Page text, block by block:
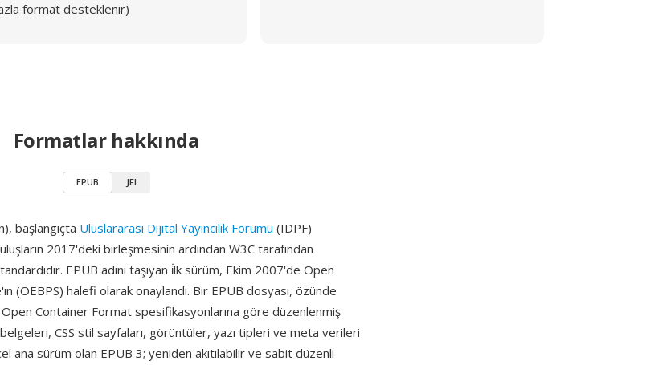
format desteklenir)
Formatlar hakkında
EPUB JFI
başlangıçta Uluslararası Dijital Yayıncılık Forumu (IDPF)
2017'deki birleşmesinin ardından W3C tarafından
EPUB adını taşıyan i̇lk sürüm, Ekim 2007'de Open
(OEBPS) halefi olarak onaylandı. Bir EPUB dosyası, özünde
Container Format spesifikasyonlarına göre düzenlenmiş
CSS stil sayfaları, görüntüler, yazı tipleri ve meta verileri
ana sürüm olan EPUB 3; yeniden akıtılabilir ve sabit düzenli